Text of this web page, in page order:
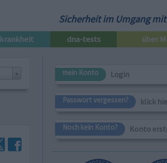
Sicherheit im Umgang
krankheit dna-tests über
mein Konto Login
Passwort vergessen? klick
Noch kein Konto? Konto